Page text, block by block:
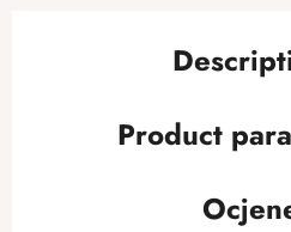
Product